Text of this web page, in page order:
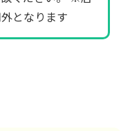
となります